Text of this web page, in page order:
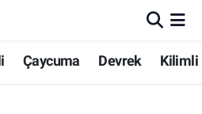
Çaycuma Devrek Kilimli
Eczaneler